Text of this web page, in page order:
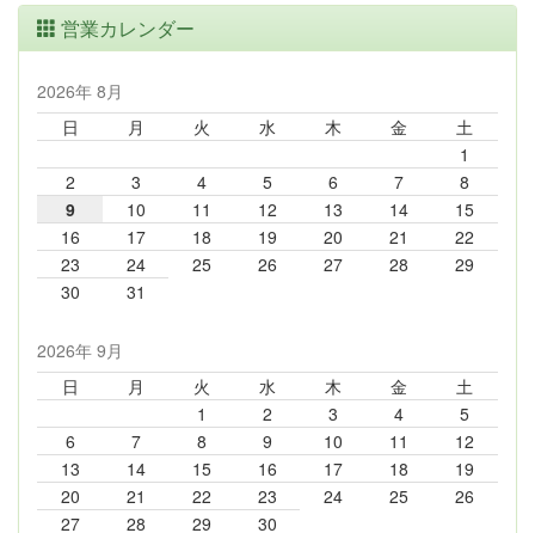
営業カレンダー
2026年 8月
日
月 火 水 木 金
土
1
2
3 4 5 6 7
8
9
10 11 12 13 14
15
16
17 18 19 20 21
22
23
24 25 26 27 28
29
30
31
2026年 9月
日
月 火 水 木 金
土
1
2 3 4
5
6
7 8 9 10 11
12
13
14 15 16 17 18
19
20
21 22 23 24 25
26
27
28 29 30